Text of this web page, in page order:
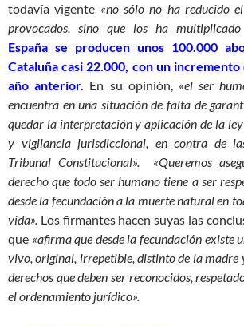
todavía vigente «no sólo no ha reducido
provocados, sino que los ha multiplicado
España se producen unos 100.000
Cataluña casi 22.000, con un
año anterior. En su opinión, «el ser
encuentra en una situación de falta de
quedar la interpretación y aplicación de la
y vigilancia jurisdiccional, en contra de
Tribunal Constitucional». «Queremos
derecho que todo ser humano tiene a ser
desde la fecundación a la muerte natural en
vida». Los firmantes hacen suyas las
que «afirma que desde la fecundación existe
vivo, original, irrepetible, distinto de la madre
derechos que deben ser reconocidos,
el ordenamiento jurídico».